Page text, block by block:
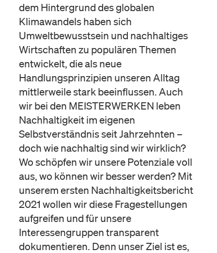
dem Hintergrund des globalen
Klimawandels haben sich
Umweltbewusstsein und nachhaltiges
Wirtschaften zu populären Themen
entwickelt, die als neue
Handlungsprinzipien unseren Alltag
mittlerweile stark beeinflussen. Auch
wir bei den MEISTERWERKEN leben
Nachhaltigkeit im eigenen
Selbstverständnis seit Jahrzehnten –
doch wie nachhaltig sind wir wirklich?
Wo schöpfen wir unsere Potenziale voll
aus, wo können wir besser werden? Mit
unserem ersten Nachhaltigkeitsbericht
2021 wollen wir diese Fragestellungen
aufgreifen und für unsere
Interessengruppen transparent
dokumentieren. Denn unser Ziel ist es,